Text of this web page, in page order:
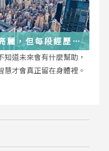
麗，但每段經歷都
道未來會有什麼幫助，
才會真正留在身體裡。